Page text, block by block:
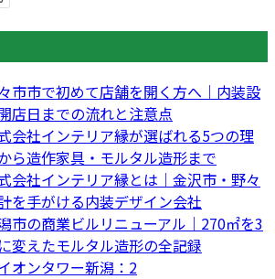
市市で初めて店舗を開く方へ｜内装設
店日までの流れと注意点
会社インテリア縁が選ばれる5つの理
ら造作家具・モルタル造形まで
会社インテリア縁とは｜金沢市・野々
を手がける内装デザイン会社
市の商業ビルリニューアル｜270㎡を3
変えたモルタル造形の全記録
オンタワー新潟：2